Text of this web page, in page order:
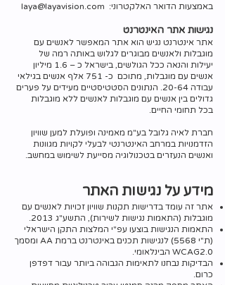
באמצעות הדואר האלקטרוני: laya@layavision.com
נגישות אתר האינטרנט
אתר אינטרנט נגיש הוא אתר המאפשר לאנשים עם
מוגבלות ולאנשים מבוגרים לגלוש באותה רמה של
יעילות והנאה ככל הגולשים, בישראל כ – 1.6 מיליון
אנשים עם מוגבלות, מתוכם כ- 751 אלף אנשים בגילאי
עבודה 20-64. הנתונים הסטטיסטיים מעידים על פערים
גדולים בין אנשים עם מוגבלות לאנשים ללא מוגבלות
בכל תחומי החיים.
חברת לאיה גלובל בע"מ מאמינה ופועלת למען שוויון
הזדמנויות במרחב האינטרנטי לבעלי לקויות מגוונות
ואנשים הנעזרים בטכנולוגיה מסייעת לשימוש במחשב.
מידע על נגישות האתר
אתר זה עומד בדרישות תקנות שוויון זכויות לאנשים עם
מוגבלות (התאמות נגישות לשירות), התשע"ג 2013.
התאמות הנגישות בוצעו עפ"י המלצות התקן הישראלי
(ת"י 5568) לנגישות תכנים באינטרנט ברמת AA ומסמך
WCAG2.0 הבינלאומי.
הבדיקות נבחנו לתאימות הגבוהה ביותר עבור דפדפן
כרום.